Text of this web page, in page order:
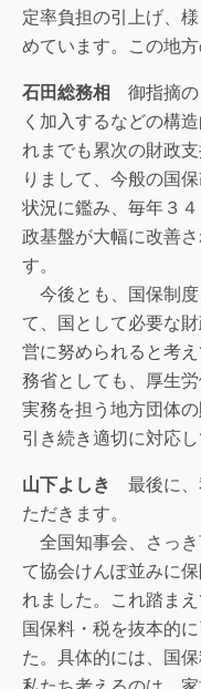
定率負担の引上げ、
めています。この地
石田総務相 御指摘の
く加入するなどの構
れまでも累次の財政
りまして、今般の国
状況に鑑み、毎年３
政基盤が大幅に改善
す。
今後とも、国保制
て、国として必要な
営に努められると考
務省としても、厚生
実務を担う地方団体
引き続き適切に対応
山下よしき
最後に、
ただきます。
全国知事会、さっき
て協会けんぽ並みに
れました。これ踏ま
国保料・税を抜本的
た。具体的には、国